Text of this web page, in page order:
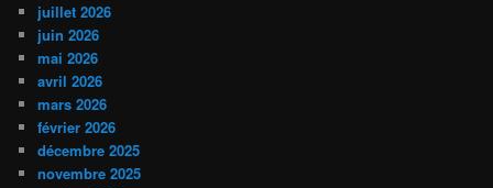
juillet 2026
juin 2026
mai 2026
avril 2026
mars 2026
février 2026
décembre 2025
novembre 2025